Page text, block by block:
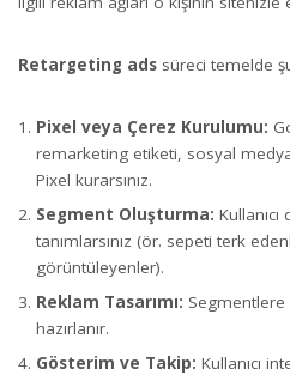
Retargeting ads süreci temelde
Pixel veya Çerez Kurulumu:
remarketing etiketi, sosyal
Pixel kurarsınız.
Segment Oluşturma:
tanımlarsınız (ör. sepeti terk
görüntüleyenler).
Reklam Tasarımı: Segmentlere
hazırlanır.
Gösterim ve Takip: Kullanıcı